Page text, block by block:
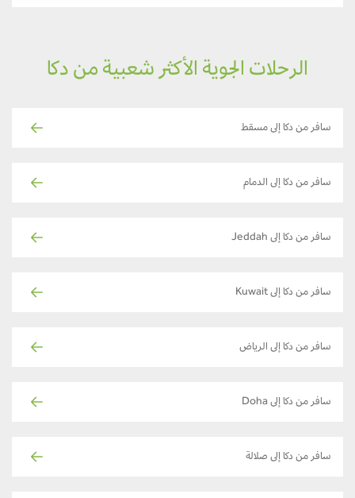
الرحلات الجوية الأكثر شعبية من دكا
سافر من دكا إلى مسقط
سافر من دكا إلى الدمام
سافر من دكا إلى Jeddah
سافر من دكا إلى Kuwait
سافر من دكا إلى الرياض
سافر من دكا إلى Doha
سافر من دكا إلى صلالة